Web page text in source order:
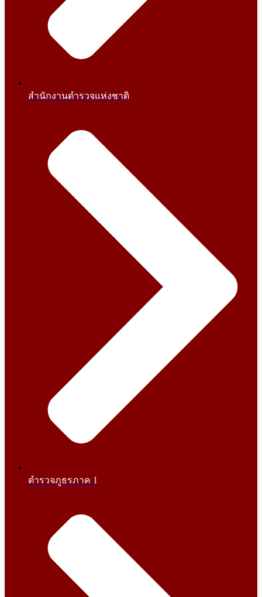
สำนักงานตำรวจแห่งชาติ
ตำรวจภูธรภาค 1